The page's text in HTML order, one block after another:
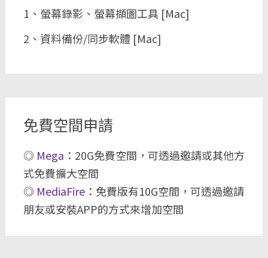
1、螢幕錄影、螢幕擷圖工具 [Mac]
2、資料備份/同步軟體 [Mac]
免費空間申請
◎ Mega ：20G免費空間，可透過邀請或其他方
式免費擴大空間
◎ MediaFire：免費版有10G空間，可透過邀請
朋友或安裝APP的方式來增加空間